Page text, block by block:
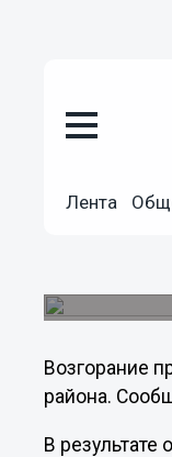
Лента
Возгорание
района.
В